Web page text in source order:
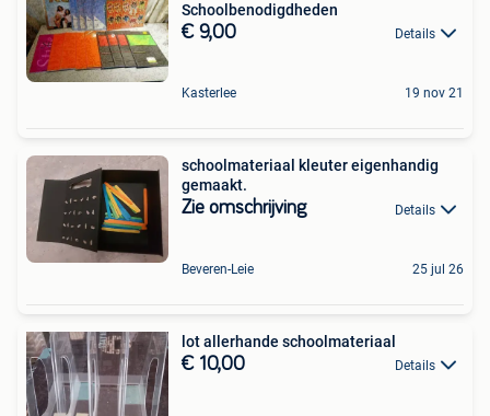
Schoolbenodigdheden
€ 9,00 Details
Kasterlee 19 nov 21
schoolmateriaal kleuter eigenhandig
gemaakt.
Zie omschrijving Details
Beveren-Leie 25 jul 26
lot allerhande schoolmateriaal
€ 10,00 Details